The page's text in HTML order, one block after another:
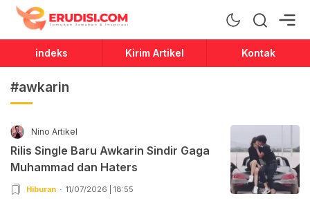
Erudisi
Temukan Jawaban dan Inspirasi
indeks Kirim Artikel Kontak
#awkarin
Nino Artikel
Rilis Single Baru Awkarin Sindir Gaga
Muhammad dan Haters
Hiburan 11/07/2026 | 18:55